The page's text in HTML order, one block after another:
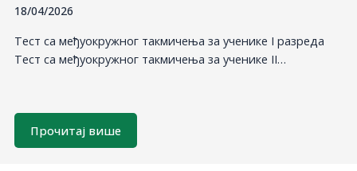
18/04/2026
Тест са међуокружног такмичења за ученике I разреда
Тест са међуокружног такмичења за ученике II…
Прочитај више